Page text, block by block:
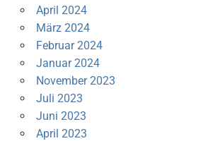
April 2024
März 2024
Februar 2024
Januar 2024
November 2023
Juli 2023
Juni 2023
April 2023